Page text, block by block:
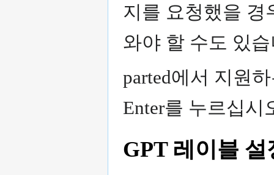
지를 요청했을 경
와야 할 수도 있
parted에서 지원
Enter를 누르십시
GPT 레이블 설